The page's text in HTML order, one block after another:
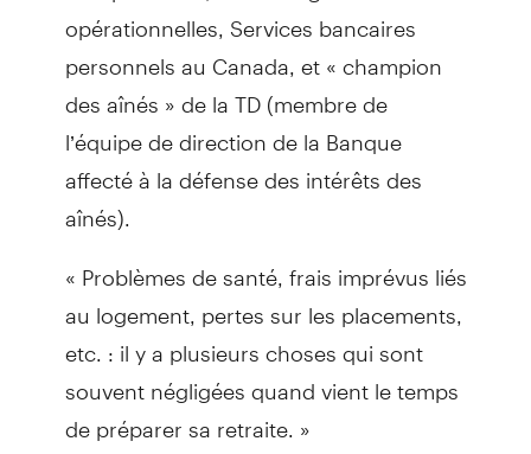
opérationnelles, Services bancaires
personnels au Canada, et « champion
des aînés » de la TD (membre de
l’équipe de direction de la Banque
affecté à la défense des intérêts des
aînés).
« Problèmes de santé, frais imprévus liés
au logement, pertes sur les placements,
etc. : il y a plusieurs choses qui sont
souvent négligées quand vient le temps
de préparer sa retraite. »